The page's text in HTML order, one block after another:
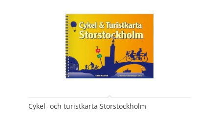
Cykel- och turistkarta Storstockholm